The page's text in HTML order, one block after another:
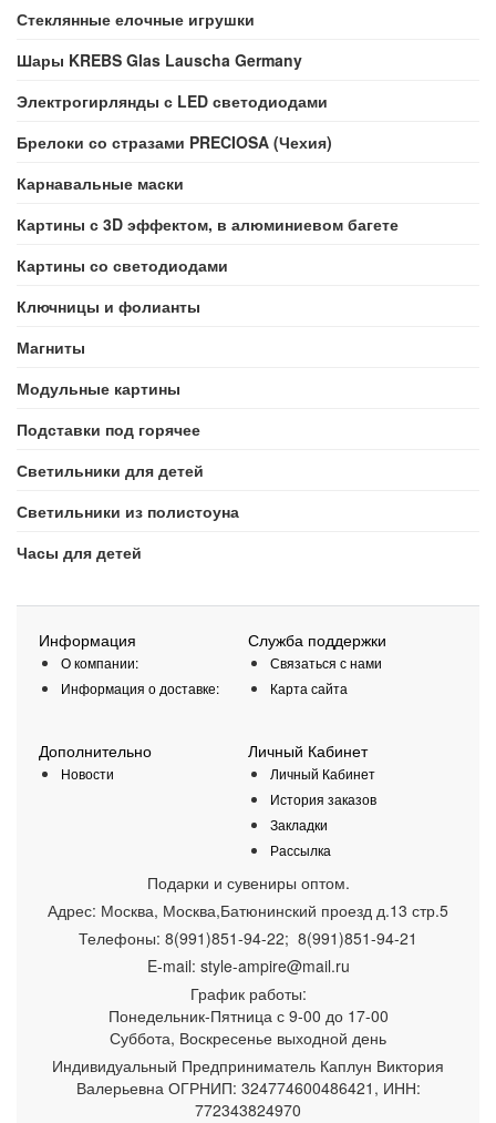
Стеклянные елочные игрушки
Шары KREBS Glas Lauscha Germany
Электрогирлянды с LED светодиодами
Брелоки со стразами PRECIOSA (Чехия)
Карнавальные маски
Картины с 3D эффектом, в алюминиевом багете
Картины со светодиодами
Ключницы и фолианты
Магниты
Модульные картины
Подставки под горячее
Светильники для детей
Светильники из полистоуна
Часы для детей
Информация
О компании:
Информация о доставке:
Служба поддержки
Связаться с нами
Карта сайта
Дополнительно
Новости
Личный Кабинет
Личный Кабинет
История заказов
Закладки
Рассылка
Подарки и сувениры оптом.
Адрес: Москва, Москва,Батюнинский проезд д.13 стр.5
Телефоны: 8(991)851-94-22; 8(991)851-94-21
E-mail: style-ampire@mail.ru
График работы:
Понедельник-Пятницас 9-00 до 17-00
Суббота, Воскресенье выходной день
Индивидуальный Предприниматель Каплун Виктория
Валерьевна ОГРНИП: 324774600486421, ИНН:
772343824970